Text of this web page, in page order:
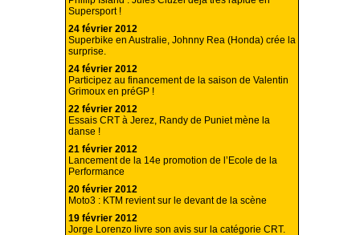
Supersport !
24 février 2012
Superbike en Australie, Johnny Rea (Honda) crée la
surprise.
24 février 2012
Participez au financement de la saison de Valentin
Grimoux en préGP !
22 février 2012
Essais CRT à Jerez, Randy de Puniet mène la
danse !
21 février 2012
Lancement de la 14e promotion de l’Ecole de la
Performance
20 février 2012
Moto3 : KTM revient sur le devant de la scène
19 février 2012
Jorge Lorenzo livre son avis sur la catégorie CRT.